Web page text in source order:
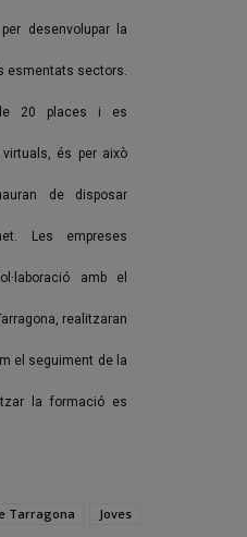
desenvolupar la
esmentats sectors.
20 places i es
és per això
de disposar
Les empreses
amb el
realitzaran
el seguiment de la
la formació es
Tarragona Joves